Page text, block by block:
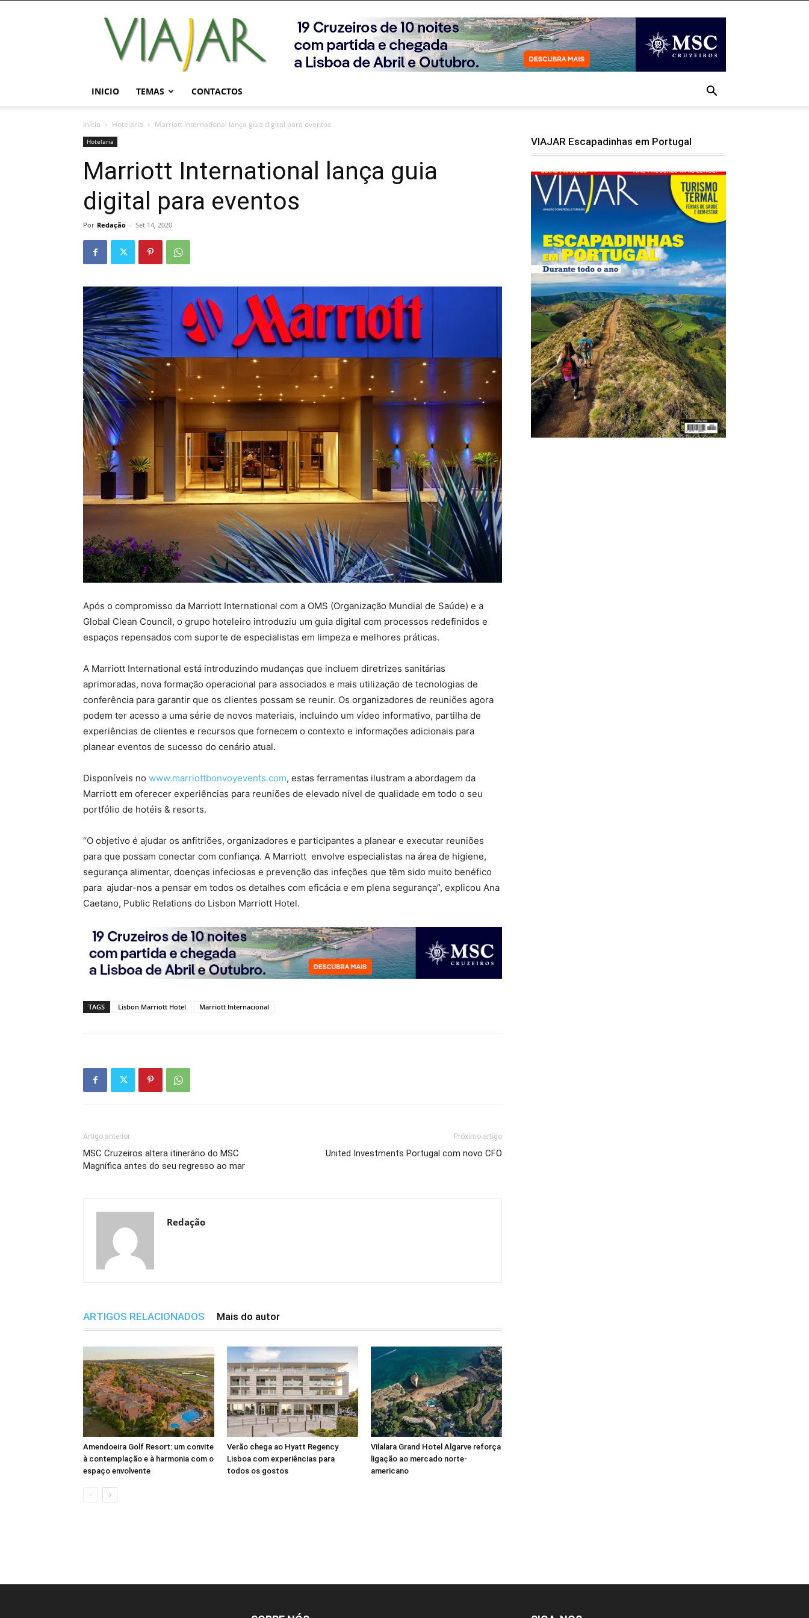
Viajar
Magazine
Online
INICIO TEMAS CONTACTOS
Início Hotelaria Marriott International lança guia digital para eventos
Hotelaria
Marriott International lança guia
digital para eventos
Por Redação - Set 14, 2020
Após o compromisso da Marriott International com a OMS (Organização Mundial de Saúde) e a
Global Clean Council, o grupo hoteleiro introduziu um guia digital com processos redefinidos e
espaços repensados com suporte de especialistas em limpeza e melhores práticas.
A Marriott International está introduzindo mudanças que incluem diretrizes sanitárias
aprimoradas, nova formação operacional para associados e mais utilização de tecnologias de
conferência para garantir que os clientes possam se reunir. Os organizadores de reuniões agora
podem ter acesso a uma série de novos materiais, incluindo um vídeo informativo, partilha de
experiências de clientes e recursos que fornecem o contexto e informações adicionais para
planear eventos de sucesso do cenário atual.
Disponíveis no www.marriottbonvoyevents.com, estas ferramentas ilustram a abordagem da
Marriott em oferecer experiências para reuniões de elevado nível de qualidade em todo o seu
portfólio de hotéis & resorts.
“O objetivo é ajudar os anfitriões, organizadores e participantes a planear e executar reuniões
para que possam conectar com confiança. A Marriott envolve especialistas na área de higiene,
segurança alimentar, doenças infeciosas e prevenção das infeções que têm sido muito benéfico
para ajudar-nos a pensar em todos os detalhes com eficácia e em plena segurança”, explicou Ana
Caetano, Public Relations do Lisbon Marriott Hotel.
TAGS Lisbon Marriott Hotel Marriott Internacional
Artigo anterior
MSC Cruzeiros altera itinerário do MSC
Magnífica antes do seu regresso ao mar
Próximo artigo
United Investments Portugal com novo CFO
Redação
ARTIGOS RELACIONADOS Mais do autor
Amendoeira Golf Resort: um convite
à contemplação e à harmonia com o
espaço envolvente
Verão chega ao Hyatt Regency
Lisboa com experiências para
todos os gostos
Vilalara Grand Hotel Algarve reforça
ligação ao mercado norte-
americano
VIAJAR Escapadinhas em Portugal